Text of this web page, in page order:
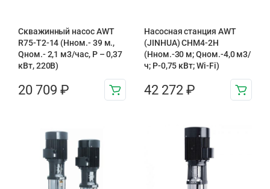
Скважинный насос AWT
R75-T2-14 (Нном.- 39 м.,
Qном.- 2,1 м3/час, Р – 0,37
кВт, 220В)
20 709 ₽
Насосная станция AWT
(JINHUA) CHM4-2H
(Hном.-30 м; Qном.-4,0 м3/
ч; P-0,75 кВт; Wi-Fi)
42 272 ₽